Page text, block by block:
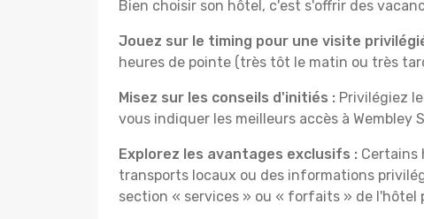
Bien choisir son hôtel, c'est s'offrir des
Jouez sur le timing pour une visite
heures de pointe (très tôt le matin ou très
Misez sur les conseils d'initiés : Privilégiez
vous indiquer les meilleurs accès à
Explorez les avantages exclusifs : Certains
transports locaux ou des informations
section « services » ou « forfaits » de l'hôtel